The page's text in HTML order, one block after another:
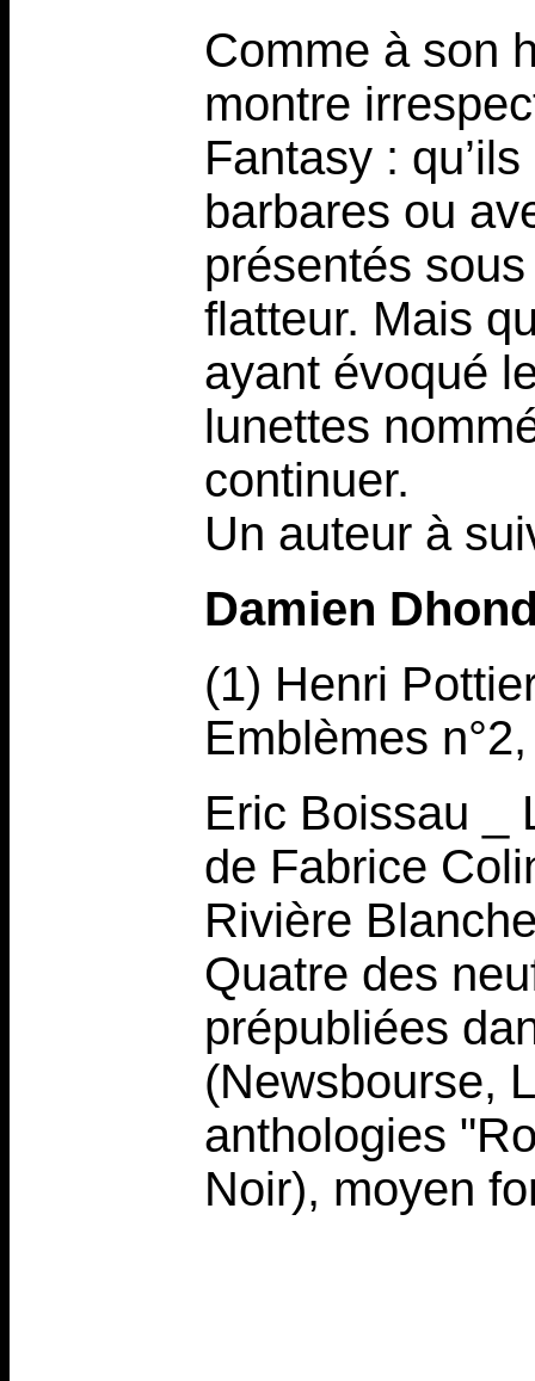
Comme à son
montre
Fantasy :
barbares ou
présentés
flatteur. Mais
ayant évoqué
lunettes
continuer.
Un auteur à
Damien
(1) Henri
Emblèmes
Eric Boissau _
de Fabrice
Rivière
Quatre des
prépubliées
(Newsbourse,
anthologies
Noir), moyen